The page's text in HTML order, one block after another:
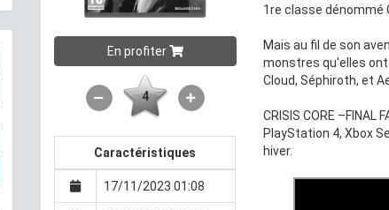
En profiter
4
Caractéristiques
17/11/2023 01:08
1re classe dénommé
Mais au fil de son
monstres qu'elles ont
Cloud, Séphiroth, et
CRISIS CORE
PlayStation 4, Xbox
hiver.